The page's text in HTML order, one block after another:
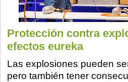
Protección contra
efectos eureka
Las explosiones pueden
pero también tener